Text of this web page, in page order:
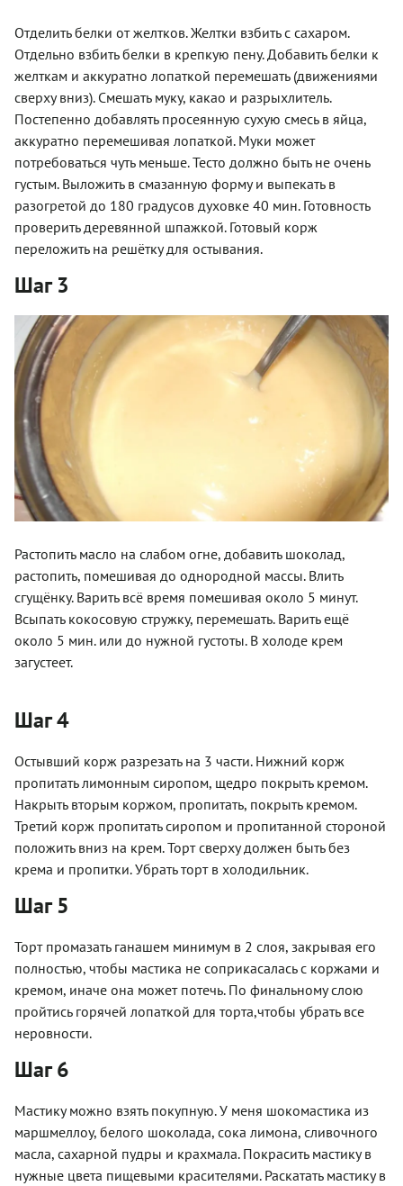
Отделить белки от желтков. Желтки взбить с сахаром.
Отдельно взбить белки в крепкую пену. Добавить белки к
желткам и аккуратно лопаткой перемешать (движениями
сверху вниз). Смешать муку, какао и разрыхлитель.
Постепенно добавлять просеянную сухую смесь в яйца,
аккуратно перемешивая лопаткой. Муки может
потребоваться чуть меньше. Тесто должно быть не очень
густым. Выложить в смазанную форму и выпекать в
разогретой до 180 градусов духовке 40 мин. Готовность
проверить деревянной шпажкой. Готовый корж
переложить на решётку для остывания.
Шаг 3
Растопить масло на слабом огне, добавить шоколад,
растопить, помешивая до однородной массы. Влить
сгущёнку. Варить всё время помешивая около 5 минут.
Всыпать кокосовую стружку, перемешать. Варить ещё
около 5 мин. или до нужной густоты. В холоде крем
загустеет.
Шаг 4
Остывший корж разрезать на 3 части. Нижний корж
пропитать лимонным сиропом, щедро покрыть кремом.
Накрыть вторым коржом, пропитать, покрыть кремом.
Третий корж пропитать сиропом и пропитанной стороной
положить вниз на крем. Торт сверху должен быть без
крема и пропитки. Убрать торт в холодильник.
Шаг 5
Торт промазать ганашем минимум в 2 слоя, закрывая его
полностью, чтобы мастика не соприкасалась с коржами и
кремом, иначе она может потечь. По финальному слою
пройтись горячей лопаткой для торта,чтобы убрать все
неровности.
Шаг 6
Мастику можно взять покупную. У меня шокомастика из
маршмеллоу, белого шоколада, сока лимона, сливочного
масла, сахарной пудры и крахмала. Покрасить мастику в
нужные цвета пищевыми красителями. Раскатать мастику в